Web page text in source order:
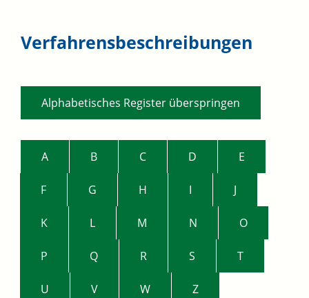
Verfahrensbeschreibungen
Alphabetisches Register überspringen
A B C D E
F G H I J
K L M N O
P Q R S T
U V W Z